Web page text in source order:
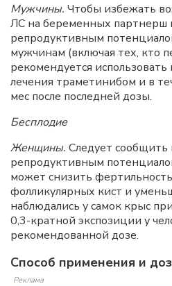
Мужчины. Чтобы избежать
ЛС на беременных партнерш
репродуктивным
мужчинам (включая тех, кто
рекомендуется
лечения траметинибом и в
мес после последней дозы.
Бесплодие
Женщины. Следует сообщить
репродуктивным
может снизить
фолликулярных кист и
наблюдались у самок крыс
0,3-кратной экспозиции у
рекомендованной дозе.
Способ применения и
Реклама